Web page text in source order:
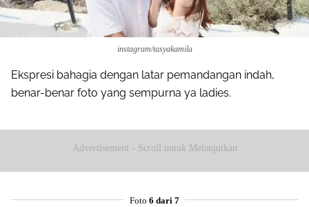
instagram/tasyakamila
Ekspresi bahagia dengan latar pemandangan indah,
benar-benar foto yang sempurna ya ladies.
Advertisement - Scroll untuk Melanjutkan
Foto 6 dari 7